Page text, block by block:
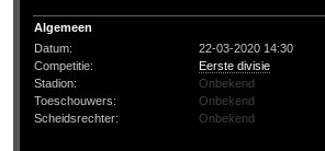
Algemeen
Datum:
22-03-2020 14:30
Competitie:
Eerste divisie
Stadion:
Onbekend
Toeschouwers:
Onbekend
Scheidsrechter:
Onbekend